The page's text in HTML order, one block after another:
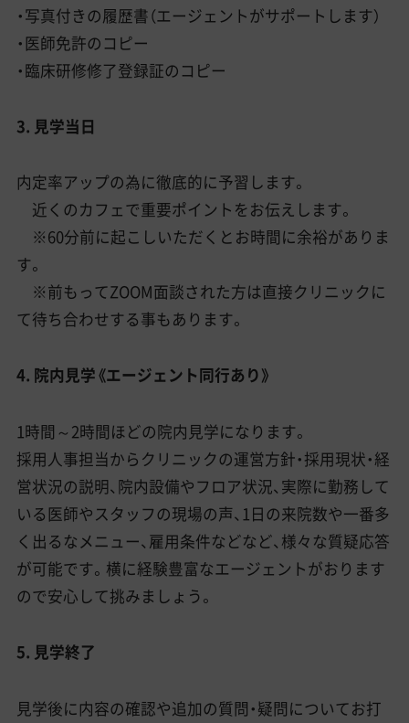
・写真付きの履歴書（エージェントがサポートします）
・医師免許のコピー
・臨床研修修了登録証のコピー
3. 見学当日
内定率アップの為に徹底的に予習します。
近くのカフェで重要ポイントをお伝えします。
※60分前に起こしいただくとお時間に余裕がありま
す。
※前もってZOOM面談された方は直接クリニックに
て待ち合わせする事もあります。
4. 院内見学《エージェント同行あり》
1時間～2時間ほどの院内見学になります。
採用人事担当からクリニックの運営方針・採用現状・経
営状況の説明、院内設備やフロア状況、実際に勤務して
いる医師やスタッフの現場の声、1日の来院数や一番多
く出るなメニュー、雇用条件などなど、様々な質疑応答
が可能です。横に経験豊富なエージェントがおります
ので安心して挑みましょう。
5. 見学終了
見学後に内容の確認や追加の質問・疑問についてお打